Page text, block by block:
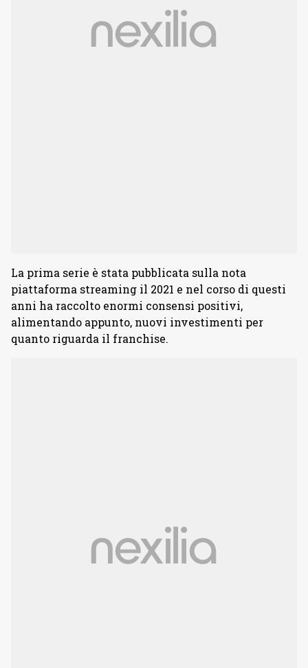
La prima serie è stata pubblicata sulla nota
piattaforma streaming il 2021 e nel corso di questi
anni ha raccolto enormi consensi positivi,
alimentando appunto, nuovi investimenti per
quanto riguarda il franchise.